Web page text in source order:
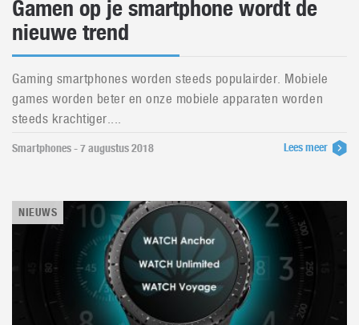
Gamen op je smartphone wordt de
nieuwe trend
Gaming smartphones worden steeds populairder. Mobiele
games worden beter en onze mobiele apparaten worden
steeds krachtiger....
Smartphones - 7 augustus 2018 Lees meer
NIEUWS